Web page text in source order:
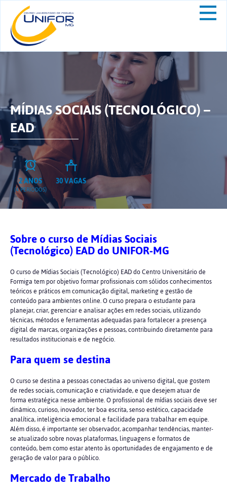
MÍDIAS SOCIAIS (TECNOLÓGICO) –
EAD
2 ANOS
(4 PERÍODOS)
30 VAGAS
Sobre o curso de Mídias Sociais
(Tecnológico) EAD do UNIFOR-MG
O curso de Mídias Sociais (Tecnológico) EAD do Centro Universitário de
Formiga tem por objetivo formar profissionais com sólidos conhecimentos
teóricos e práticos em comunicação digital, marketing e gestão de
conteúdo para ambientes online. O curso prepara o estudante para
planejar, criar, gerenciar e analisar ações em redes sociais, utilizando
técnicas, métodos e ferramentas adequadas para fortalecer a presença
digital de marcas, organizações e pessoas, contribuindo diretamente para
resultados institucionais e de negócio.
Para quem se destina
O curso se destina a pessoas conectadas ao universo digital, que gostem
de redes sociais, comunicação e criatividade, e que desejem atuar de
forma estratégica nesse ambiente. O profissional de mídias sociais deve ser
dinâmico, curioso, inovador, ter boa escrita, senso estético, capacidade
analítica, inteligência emocional e facilidade para trabalhar em equipe.
Além disso, é importante ser observador, acompanhar tendências, manter-
se atualizado sobre novas plataformas, linguagens e formatos de
conteúdo, bem como estar atento às oportunidades de engajamento e de
geração de valor para o público.
Mercado de Trabalho